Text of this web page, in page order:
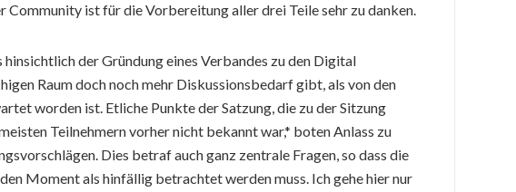
ist für die Vorbereitung aller drei Teile sehr zu danken.
hinsichtlich der Gründung eines Verbandes zu den Digital
Raum doch noch mehr Diskussionsbedarf gibt, als von den
worden ist. Etliche Punkte der Satzung, die zu der Sitzung
Teilnehmern vorher nicht bekannt war,* boten Anlass zu
Dies betraf auch ganz zentrale Fragen, so dass die
Moment als hinfällig betrachtet werden muss. Ich gehe hier nur